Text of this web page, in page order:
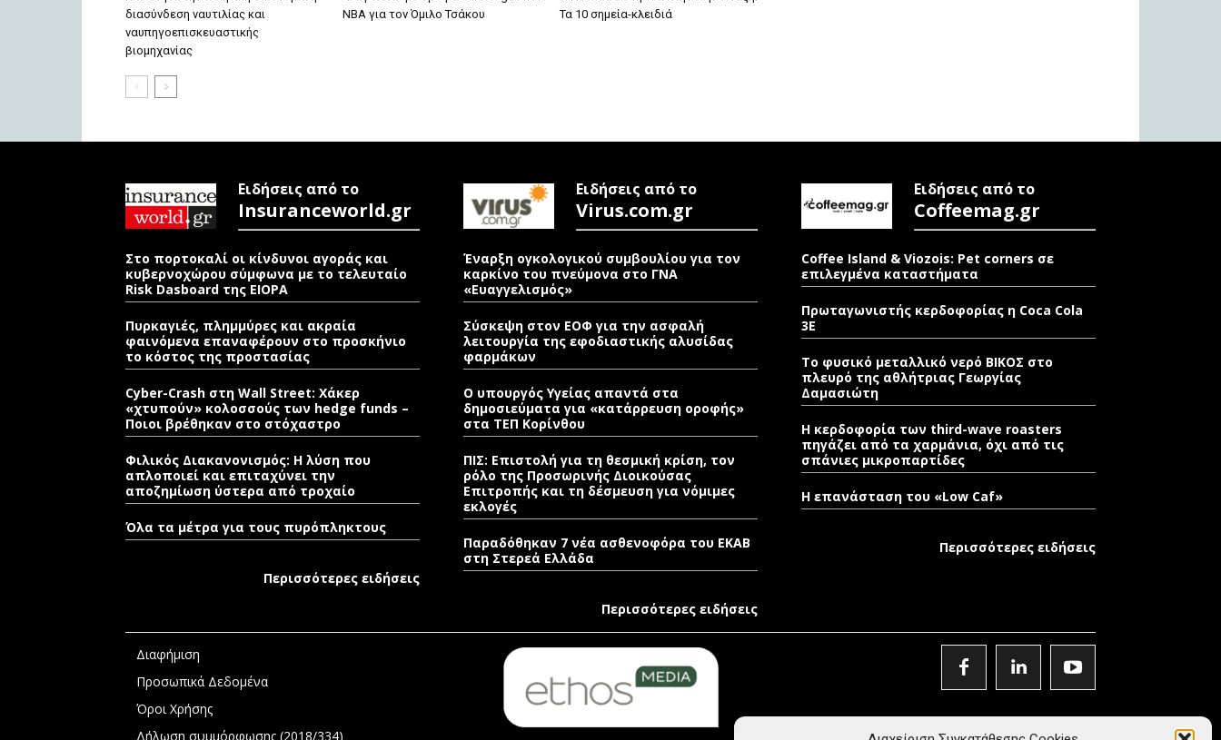
διασύνδεση ναυτιλίας και
ναυπηγοεπισκευαστικής
βιομηχανίας
ΝΒΑ για τον Όμιλο Τσάκου
Τα 10 σημεία-κλειδιά
Ειδήσεις από το
Insuranceworld.gr
Στο πορτοκαλί οι κίνδυνοι αγοράς και
κυβερνοχώρου σύμφωνα με το τελευταίο
Risk Dasboard της EIOPA
Πυρκαγιές, πλημμύρες και ακραία
φαινόμενα επαναφέρουν στο προσκήνιο
το κόστος της προστασίας
Cyber-Crash στη Wall Street: Χάκερ
«χτυπούν» κολοσσούς των hedge funds –
Ποιοι βρέθηκαν στο στόχαστρο
Φιλικός Διακανονισμός: Η λύση που
απλοποιεί και επιταχύνει την
αποζημίωση ύστερα από τροχαίο
Όλα τα μέτρα για τους πυρόπληκτους
Περισσότερες ειδήσεις
Ειδήσεις από το
Virus.com.gr
Έναρξη ογκολογικού συμβουλίου για τον
καρκίνο του πνεύμονα στο ΓΝΑ
«Ευαγγελισμός»
Σύσκεψη στον ΕΟΦ για την ασφαλή
λειτουργία της εφοδιαστικής αλυσίδας
φαρμάκων
Ο υπουργός Υγείας απαντά στα
δημοσιεύματα για «κατάρρευση οροφής»
στα ΤΕΠ Κορίνθου
ΠΙΣ: Επιστολή για τη θεσμική κρίση, τον
ρόλο της Προσωρινής Διοικούσας
Επιτροπής και τη δέσμευση για νόμιμες
εκλογές
Παραδόθηκαν 7 νέα ασθενοφόρα του ΕΚΑΒ
στη Στερεά Ελλάδα
Περισσότερες ειδήσεις
Ειδήσεις από το
Coffeemag.gr
Coffee Island & Viozois: Pet corners σε
επιλεγμένα καταστήματα
Πρωταγωνιστής κερδοφορίας η Coca Cola
3E
Το φυσικό μεταλλικό νερό ΒΙΚΟΣ στο
πλευρό της αθλήτριας Γεωργίας
Δαμασιώτη
Η κερδοφορία των third-wave roasters
πηγάζει από τα χαρμάνια, όχι από τις
σπάνιες μικροπαρτίδες
Η επανάσταση του «Low Caf»
Περισσότερες ειδήσεις
Διαφήμιση
Προσωπικά Δεδομένα
Όροι Χρήσης
Δήλωση συμμόρφωσης (2018/334)